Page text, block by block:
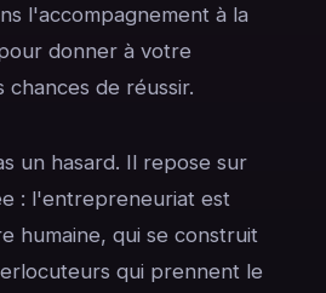
l'accompagnement à la
donner à votre
de réussir.
un hasard. Il repose sur
: l'entrepreneuriat est
humaine, qui se construit
qui prennent le